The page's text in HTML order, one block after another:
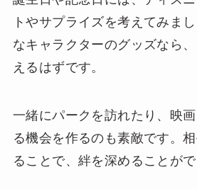
トやサプライズを考えてみま
なキャラクターのグッズなら
えるはずです。
一緒にパークを訪れたり、映
る機会を作るのも素敵です。
ることで、絆を深めることがで